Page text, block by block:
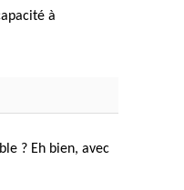
à
? Eh bien, avec